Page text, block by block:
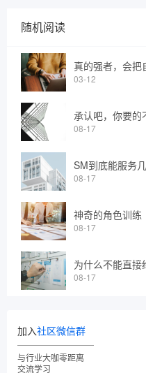
随机阅读
真的强者，会把
03-12
承认吧，你要
08-17
SM到底能服务
08-17
神奇的角色训练
08-17
为什么不能直接
08-17
加入社区微信群
与行业大咖零距离
交流学习